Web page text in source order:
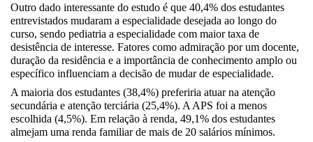
Outro dado interessante do estudo é que 40,4% dos estudantes
entrevistados mudaram a especialidade desejada ao longo do
curso, sendo pediatria a especialidade com maior taxa de
desistência de interesse. Fatores como admiração por um docente,
duração da residência e a importância de conhecimento amplo ou
específico influenciam a decisão de mudar de especialidade.
A maioria dos estudantes (38,4%) preferiria atuar na atenção
secundária e atenção terciária (25,4%). A APS foi a menos
escolhida (4,5%). Em relação à renda, 49,1% dos estudantes
almejam uma renda familiar de mais de 20 salários mínimos.